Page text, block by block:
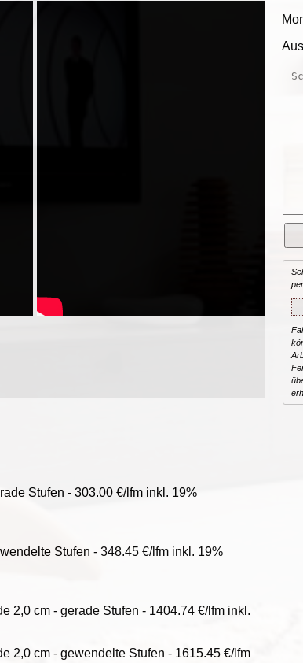
Stufen - 303.00 €/lfm inkl. 19%
Stufen - 348.45 €/lfm inkl. 19%
2,0 cm - gerade Stufen - 1404.74 €/lfm inkl.
2,0 cm - gewendelte Stufen - 1615.45 €/lfm